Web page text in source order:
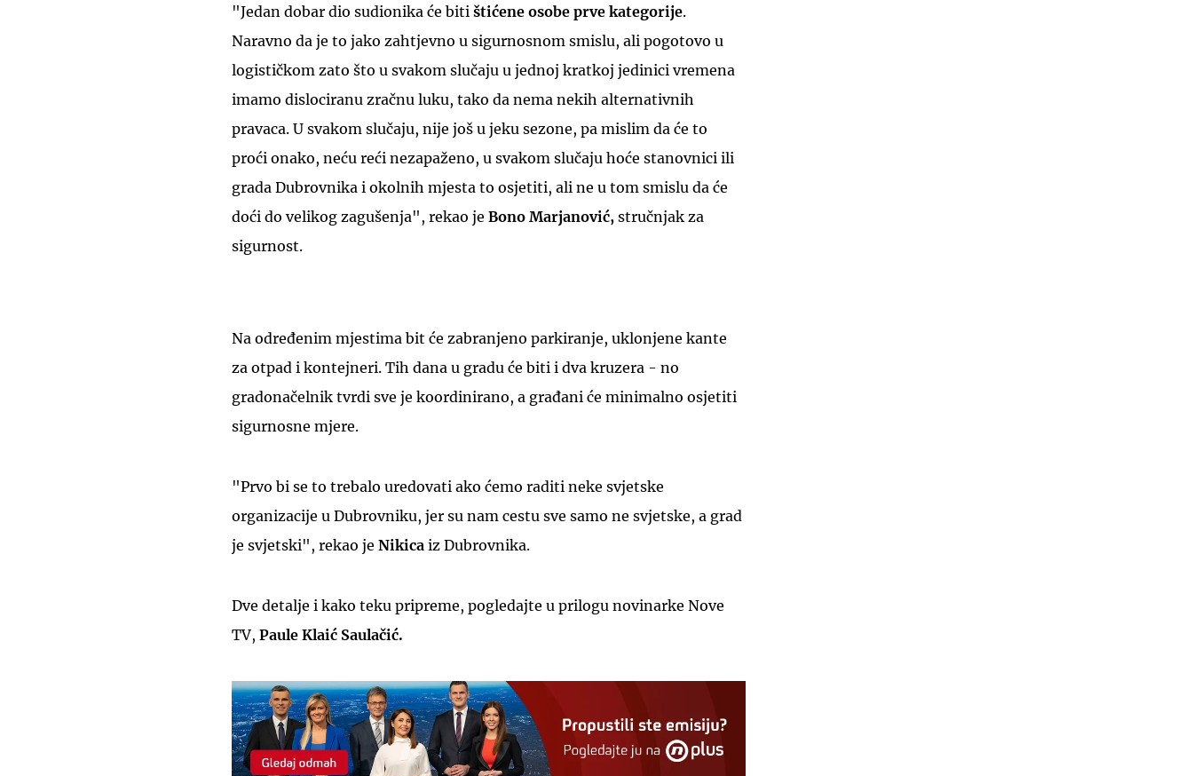
"Jedan dobar dio sudionika će biti štićene osobe prve kategorije.
Naravno da je to jako zahtjevno u sigurnosnom smislu, ali pogotovo u
logističkom zato što u svakom slučaju u jednoj kratkoj jedinici vremena
imamo dislociranu zračnu luku, tako da nema nekih alternativnih
pravaca. U svakom slučaju, nije još u jeku sezone, pa mislim da će to
proći onako, neću reći nezapaženo, u svakom slučaju hoće stanovnici ili
grada Dubrovnika i okolnih mjesta to osjetiti, ali ne u tom smislu da će
doći do velikog zagušenja", rekao je Bono Marjanović, stručnjak za
sigurnost.
Na određenim mjestima bit će zabranjeno parkiranje, uklonjene kante
za otpad i kontejneri. Tih dana u gradu će biti i dva kruzera - no
gradonačelnik tvrdi sve je koordinirano, a građani će minimalno osjetiti
sigurnosne mjere.
"Prvo bi se to trebalo uredovati ako ćemo raditi neke svjetske
organizacije u Dubrovniku, jer su nam cestu sve samo ne svjetske, a grad
je svjetski", rekao je Nikica iz Dubrovnika.
Dve detalje i kako teku pripreme, pogledajte u prilogu novinarke Nove
TV, Paule Klaić Saulačić.
UKLJUČITE NOTIFIKACIJE